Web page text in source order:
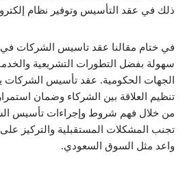
ذلك في عقد التأسيس وتوفير نظام
في ختام مقالنا عقد تاسيس الشركات في
سهولة بفضل التطورات التشريعية
الجهات الحكومية. عقد تأسيس الشركات
تنظيم العلاقة بين الشركاء وضمان
من خلال فهم شروط وإجراءات تأسيس
تجنب المشكلات المستقبلية والتركيز
واعد مثل السوق السعودي.